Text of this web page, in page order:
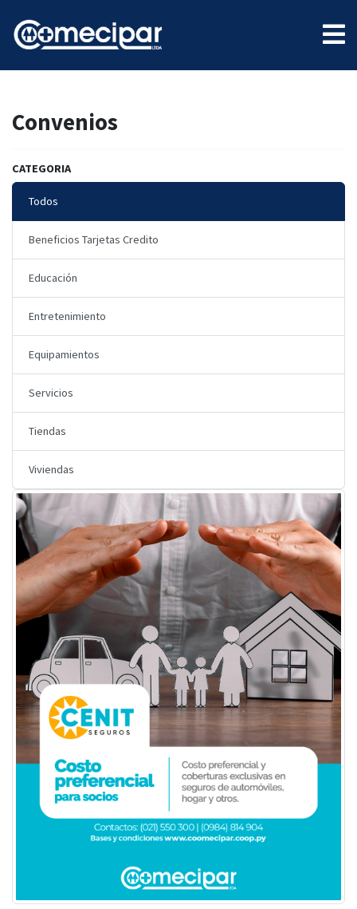
Convenios
CATEGORIA
Todos
Beneficios Tarjetas Credito
Educación
Entretenimiento
Equipamientos
Servicios
Tiendas
Viviendas